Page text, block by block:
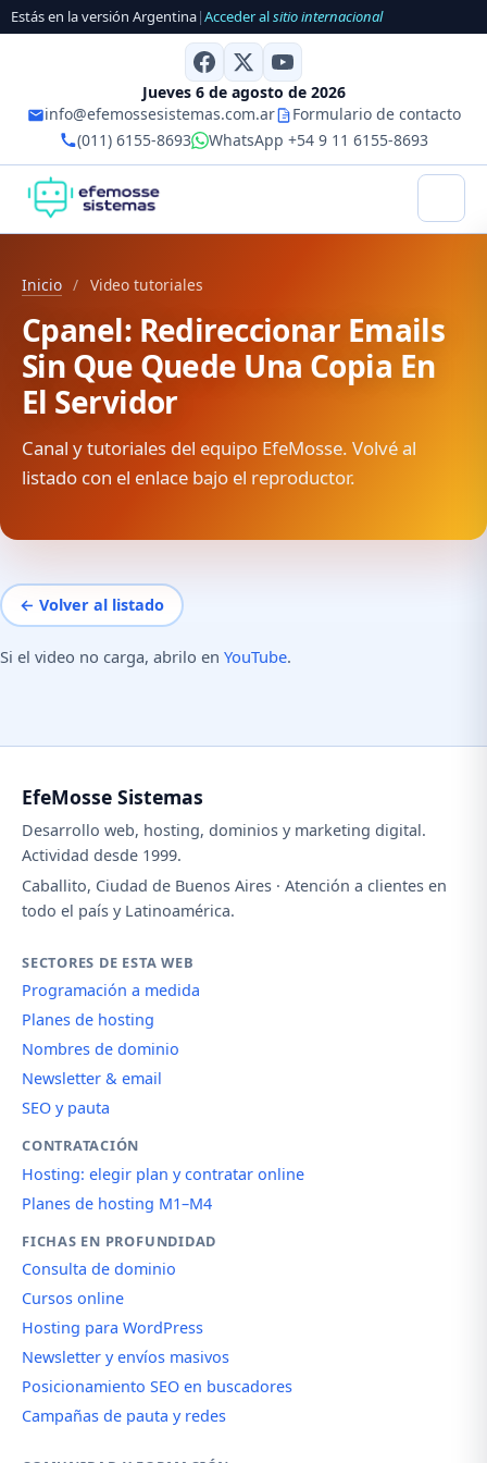
Estás en la versión Argentina|Acceder alsitio internacional
Jueves 6 de agosto de 2026
info@efemossesistemas.com.ar
Formulario de contacto
(011) 6155-8693
WhatsApp +54 9 11 6155-8693
Inicio / Video tutoriales
Cpanel: Redireccionar Emails
Sin Que Quede Una Copia En
El Servidor
Canal y tutoriales del equipo EfeMosse. Volvé al
listado con el enlace bajo el reproductor.
← Volver al listado
Si el video no carga, abrilo en YouTube.
EfeMosse Sistemas
Desarrollo web, hosting, dominios y marketing digital.
Actividad desde 1999.
Caballito, Ciudad de Buenos Aires · Atención a clientes en
todo el país y Latinoamérica.
SECTORES DE ESTA WEB
Programación a medida
Planes de hosting
Nombres de dominio
Newsletter & email
SEO y pauta
CONTRATACIÓN
Hosting: elegir plan y contratar online
Planes de hosting M1–M4
FICHAS EN PROFUNDIDAD
Consulta de dominio
Cursos online
Hosting para WordPress
Newsletter y envíos masivos
Posicionamiento SEO en buscadores
Campañas de pauta y redes